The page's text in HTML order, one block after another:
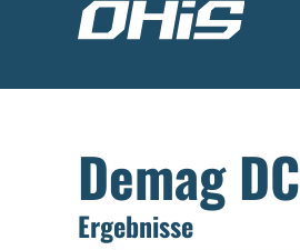
Demag DC
Ergebnisse